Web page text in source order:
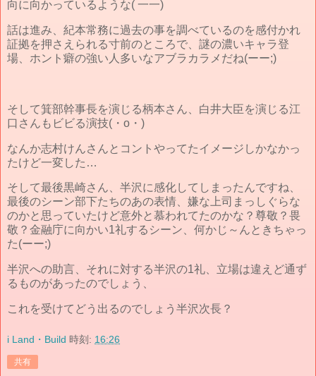
向に向かっているような( 一一)
話は進み、紀本常務に過去の事を調べているのを感付かれ
証拠を押さえられる寸前のところで、謎の濃いキャラ登
場、ホント癖の強い人多いなアブラカラメだね(ーー;)
そして箕部幹事長を演じる柄本さん、白井大臣を演じる江
口さんもビビる演技(・o・)
なんか志村けんさんとコントやってたイメージしかなかっ
たけど一変した…
そして最後黒崎さん、半沢に感化してしまったんですね、
最後のシーン部下たちのあの表情、嫌な上司まっしぐらな
のかと思っていたけど意外と慕われてたのかな？尊敬？畏
敬？金融庁に向かい1礼するシーン、何かじ～んときちゃっ
た(ーー;)
半沢への助言、それに対する半沢の1礼、立場は違えど通ず
るものがあったのでしょう、
これを受けてどう出るのでしょう半沢次長？
i Land・Build 時刻: 16:26
共有